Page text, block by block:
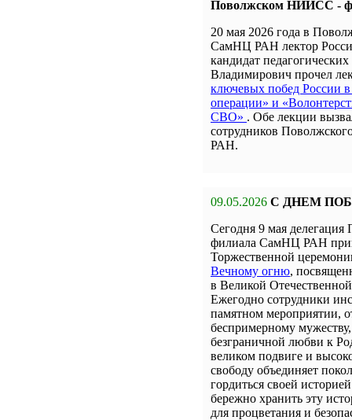
Поволжском НИИСС -
20 мая 2026 года в
СамНЦ РАН лектор
кандидат
Владимирович прочел
ключевых побед России
операции» и
СВО» . Обе лекции
сотрудников
РАН.
09.05.2026 С ДНЕМ
Сегодня 9 мая
филиала СамНЦ РАН
Торжественной
Вечному огню,
в Великой
Ежегодно сотрудники
памятном мероприятии,
беспримерному
безграничной любви к
великом подвиге и
свободу объединяет
гордиться своей
бережно хранить эту
для процветания и